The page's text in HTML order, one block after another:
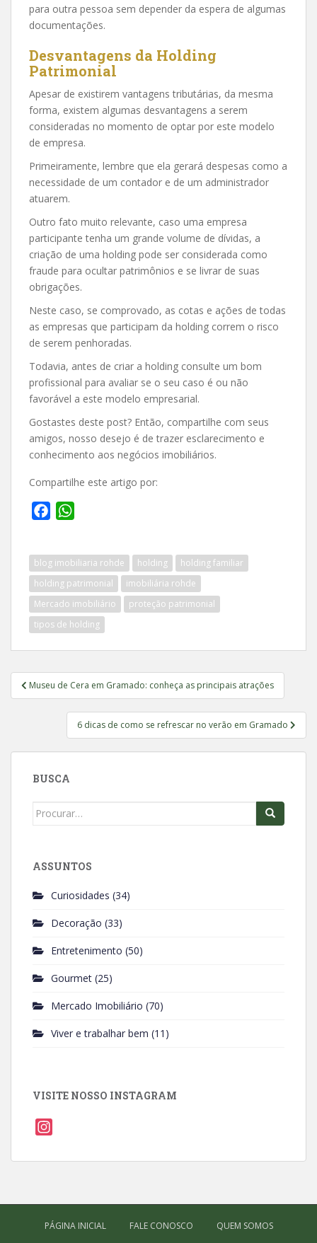
para outra pessoa sem depender da espera de algumas
documentações.
Desvantagens da Holding
Patrimonial
Apesar de existirem vantagens tributárias, da mesma
forma, existem algumas desvantagens a serem
consideradas no momento de optar por este modelo
de empresa.
Primeiramente, lembre que ela gerará despesas como a
necessidade de um contador e de um administrador
atuarem.
Outro fato muito relevante, caso uma empresa
participante tenha um grande volume de dívidas, a
criação de uma holding pode ser considerada como
fraude para ocultar patrimônios e se livrar de suas
obrigações.
Neste caso, se comprovado, as cotas e ações de todas
as empresas que participam da holding correm o risco
de serem penhoradas.
Todavia, antes de criar a holding consulte um bom
profissional para avaliar se o seu caso é ou não
favorável a este modelo empresarial.
Gostastes deste post? Então, compartilhe com seus
amigos, nosso desejo é de trazer esclarecimento e
conhecimento aos negócios imobiliários.
Compartilhe este artigo por:
e
b
o
o
t
s
A
p
blog imobiliaria rohde holding
holding familiar
holding patrimonial
imobiliária rohde
Mercado imobiliário
proteção patrimonial
tipos de holding
Navegação
de
Museu de Cera em Gramado: conheça as principais atrações
6 dicas de como se refrescar no verão em Gramado
BUSCA
Search
ASSUNTOS
Curiosidades (34)
Decoração (33)
Entretenimento (50)
Gourmet (25)
Mercado Imobiliário (70)
Viver e trabalhar bem (11)
VISITE NOSSO INSTAGRAM
s
r
PÁGINA INICIAL FALE CONOSCO QUEM SOMOS